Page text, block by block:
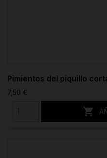
Pimientos del piquillo
7,50 €
